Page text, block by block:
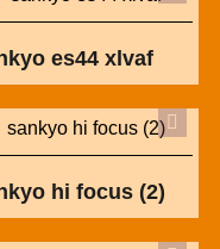
es44 xlvaf
hi focus (2)